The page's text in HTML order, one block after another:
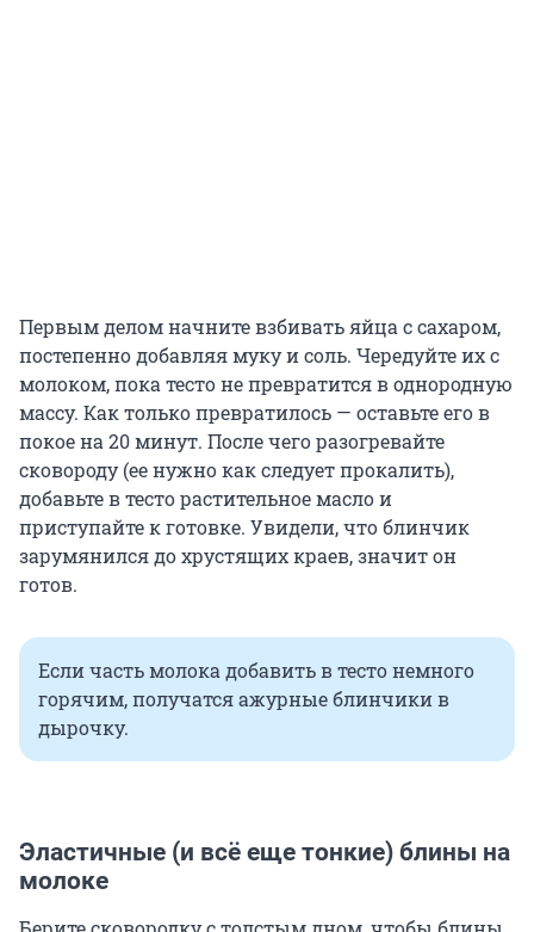
Первым делом начните взбивать яйца с сахаром,
постепенно добавляя муку и соль. Чередуйте их с
молоком, пока тесто не превратится в однородную
массу. Как только превратилось — оставьте его в
покое на20 минут. После чего разогревайте
сковороду (ее нужно как следует прокалить),
добавьте в тесто растительное масло и
приступайте к готовке. Увидели, что блинчик
зарумянился до хрустящих краев, значит он
готов.
Если часть молока добавить в тесто немного
горячим, получатся ажурные блинчики в
дырочку.
Эластичные (и всё еще тонкие) блины на
молоке